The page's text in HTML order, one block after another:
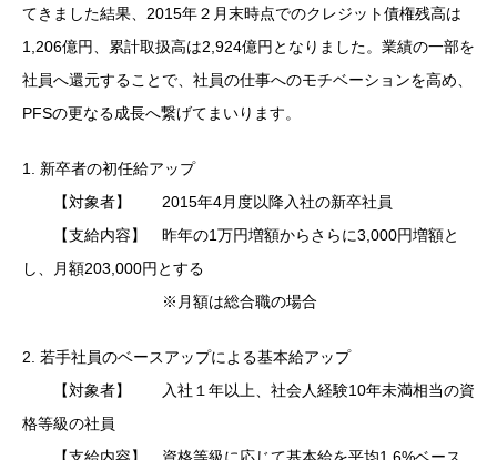
てきました結果、2015年２月末時点でのクレジット債権残高は
1,206億円、累計取扱高は2,924億円となりました。業績の一部を
社員へ還元することで、社員の仕事へのモチベーションを高め、
PFSの更なる成長へ繋げてまいります。
1. 新卒者の初任給アップ
【対象者】 2015年4月度以降入社の新卒社員
【支給内容】 昨年の1万円増額からさらに3,000円増額と
し、月額203,000円とする
※月額は総合職の場合
2. 若手社員のベースアップによる基本給アップ
【対象者】 入社１年以上、社会人経験10年未満相当の資
格等級の社員